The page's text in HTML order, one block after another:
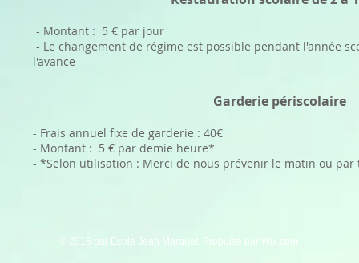
- Montant : 5 € par jour
- Le changement de régime est possible pendant l'année
l'avance
Garderie périscolaire
- Frais annuel fixe de garderie : 40€
- Montant : 5 € par demie heure*
- *Selon utilisation : Merci de nous prévenir le matin ou
© 2016 par Ecole Jean Marquet. Propulsé par Wix.com